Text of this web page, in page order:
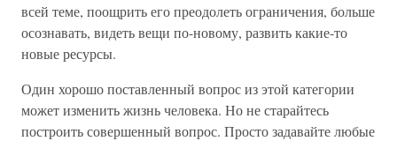
всей теме, поощрить его преодолеть ограничения, больше
осознавать, видеть вещи по-новому, развить какие-то
новые ресурсы.
Один хорошо поставленный вопрос из этой категории
может изменить жизнь человека. Но не старайтесь
построить совершенный вопрос. Просто задавайте любые